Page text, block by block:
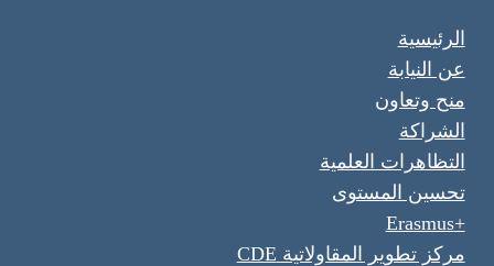
الرئيسية
عن النيابة
منح وتعاون
الشراكة
التظاهرات العلمية
تحسين المستوى
+Erasmus
مركز تطوير المقاولاتية CDE